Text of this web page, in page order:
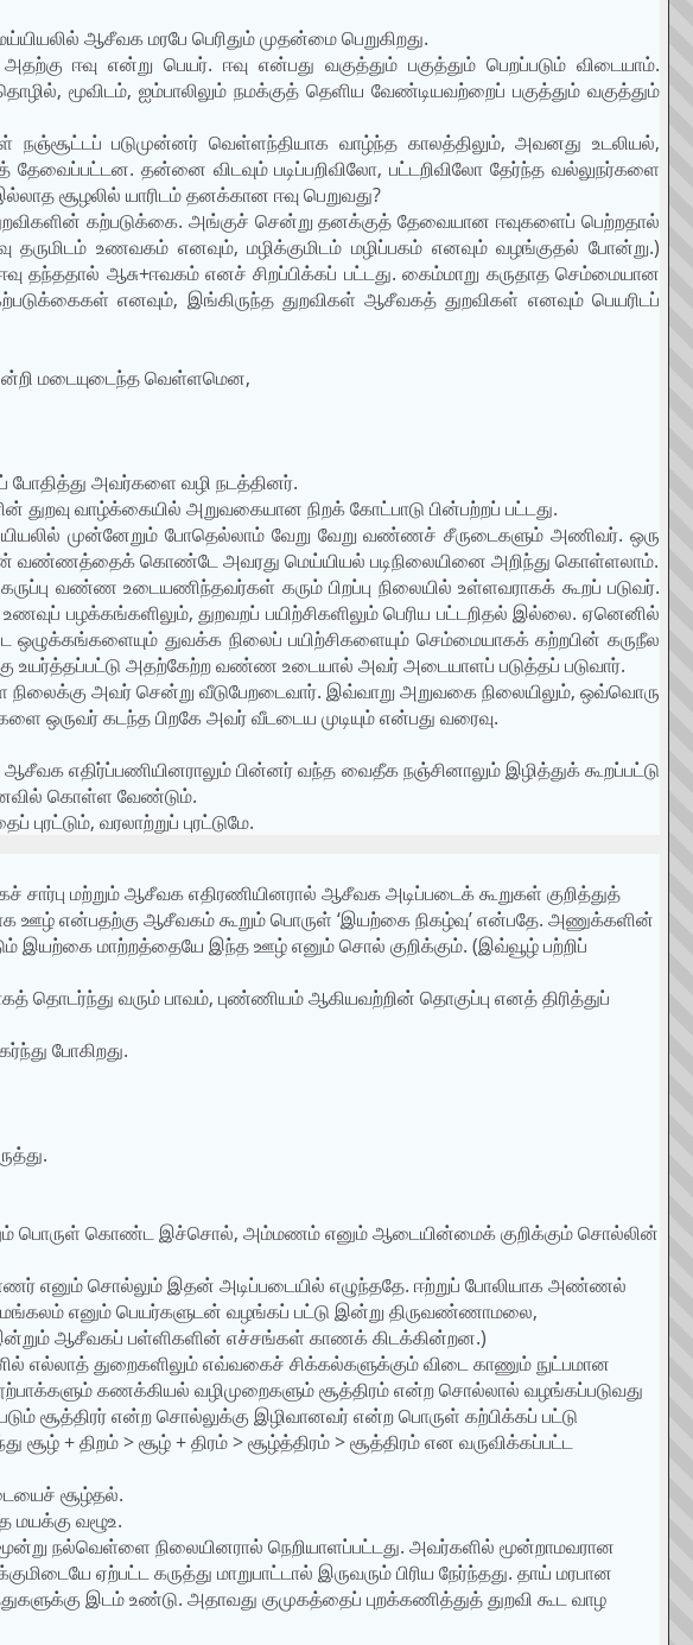
ஆசீவக மரபே பெரிதும் முதன்மை பெறுகிறது.
ஈவு என்று பெயர். ஈவு என்பது வகுத்தும் பகுத்தும் பெறப்படும் விடையாம்.
மூவிடம், ஐம்பாலிலும் நமக்குத் தெளிய வேண்டியவற்றைப் பகுத்தும் வகுத்தும்
படுமுன்னர் வெள்ளந்தியாக வாழ்ந்த காலத்திலும், அவனது உடலியல்,
தன்னை விடவும் படிப்பறிவிலோ, பட்டறிவிலோ தேர்ந்த வல்லுநர்களை
சூழலில் யாரிடம் தனக்கான ஈவு பெறுவது?
கற்படுக்கை. அங்குச் சென்று தனக்குத் தேவையான ஈவுகளைப் பெற்றதால்
உணவகம் எனவும், மழிக்குமிடம் மழிப்பகம் எனவும் வழங்குதல் போன்று.)
தந்ததால் ஆசு+ஈவகம் எனச் சிறப்பிக்கப் பட்டது. கைம்மாறு கருதாத செம்மையான
எனவும், இங்கிருந்த துறவிகள் ஆசீவகத் துறவிகள் எனவும் பெயரிடப்
மடையுடைந்த வெள்ளமென,
அவர்களை வழி நடத்தினர்.
வாழ்க்கையில் அறுவகையான நிறக் கோட்பாடு பின்பற்றப் பட்டது.
முன்னேறும் போதெல்லாம் வேறு வேறு வண்ணச் சீருடைகளும் அணிவர். ஒரு
வண்ணத்தைக் கொண்டே அவரது மெய்யியல் படிநிலையினை அறிந்து கொள்ளலாம்.
வண்ண உடையணிந்தவர்கள் கரும் பிறப்பு நிலையில் உள்ளவராகக் கூறப் படுவர்.
பழக்கங்களிலும், துறவறப் பயிற்சிகளிலும் பெரிய பட்டறிதல் இல்லை. ஏனெனில்
ஒழுக்கங்களையும் துவக்க நிலைப் பயிற்சிகளையும் செம்மையாகக் கற்றபின் கருநீல
உயர்த்தப்பட்டு அதற்கேற்ற வண்ண உடையால் அவர் அடையாளப் படுத்தப் படுவார்.
அவர் சென்று வீடுபேறடைவார். இவ்வாறு அறுவகை நிலையிலும், ஒவ்வொரு
ஒருவர் கடந்த பிறகே அவர் வீடடைய முடியும் என்பது வரைவு.
எதிர்ப்பணியினராலும் பின்னர் வந்த வைதீக நஞ்சினாலும் இழித்துக் கூறப்பட்டு
கொள்ள வேண்டும்.
வரலாற்றுப் புரட்டுமே.
மற்றும் ஆசீவக எதிரணியினரால் ஆசீவக அடிப்படைக் கூறுகள் குறித்துத்
ஊழ் என்பதற்கு ஆசீவகம் கூறும் பொருள் ‘இயற்கை நிகழ்வு’ என்பதே. அணுக்களின்
இயற்கை மாற்றத்தையே இந்த ஊழ் எனும் சொல் குறிக்கும். (இவ்வூழ் பற்றிப்
தொடர்ந்து வரும் பாவம், புண்ணியம் ஆகியவற்றின் தொகுப்பு எனத் திரித்துப்
போகிறது.
பொருள் கொண்ட இச்சொல், அம்மணம் எனும் ஆடையின்மைக் குறிக்கும் சொல்லின்
எனும் சொல்லும் இதன் அடிப்படையில் எழுந்ததே. ஈற்றுப் போலியாக அண்ணல்
எனும் பெயர்களுடன் வழங்கப் பட்டு இன்று திருவண்ணாமலை,
ஆசீவகப் பள்ளிகளின் எச்சங்கள் காணக் கிடக்கின்றன.)
எல்லாத் துறைகளிலும் எவ்வகைச் சிக்கல்களுக்கும் விடை காணும் நுட்பமான
கணக்கியல் வழிமுறைகளும் சூத்திரம் என்ற சொல்லால் வழங்கப்படுவது
சூத்திரர் என்ற சொல்லுக்கு இழிவானவர் என்ற பொருள் கற்பிக்கப் பட்டு
+ திறம் > சூழ் + திரம் > சூழ்த்திரம் > சூத்திரம் என வருவிக்கப்பட்ட
சூழ்தல்.
மயக்கு வழூஉ.
நல்வெள்ளை நிலையினரால் நெறியாளப்பட்டது. அவர்களில் மூன்றாமவரான
ஏற்பட்ட கருத்து மாறுபாட்டால் இருவரும் பிரிய நேர்ந்தது. தாய் மரபான
இடம் உண்டு. அதாவது குமுகத்தைப் புறக்கணித்துத் துறவி கூட வாழ